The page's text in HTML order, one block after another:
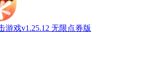
游戏v1.25.12 无限点券版